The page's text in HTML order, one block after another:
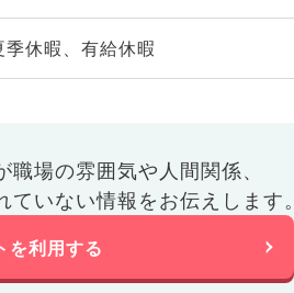
休暇、有給休暇
職場の雰囲気や人間関係、
ていない情報をお伝えします。
を利用する